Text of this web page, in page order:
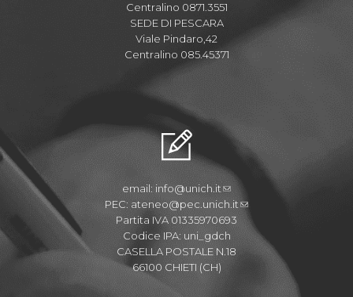
Centralino 0871.3551
SEDE DI PESCARA
Viale Pindaro,42
Centralino 085.45371
email: info@unich.it
PEC: ateneo@pec.unich.it
Partita IVA 01335970693
Codice IPA: uni_gdch
CASELLA POSTALE N.18
66100 CHIETI (CH)